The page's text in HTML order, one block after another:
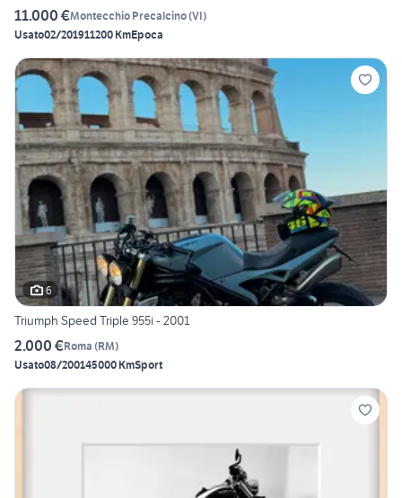
11.000 €Montecchio Precalcino(VI)
Usato02/201911200 KmEpoca
6
Triumph Speed Triple 955i - 2001
2.000 €Roma (RM)
Usato08/200145000 KmSport